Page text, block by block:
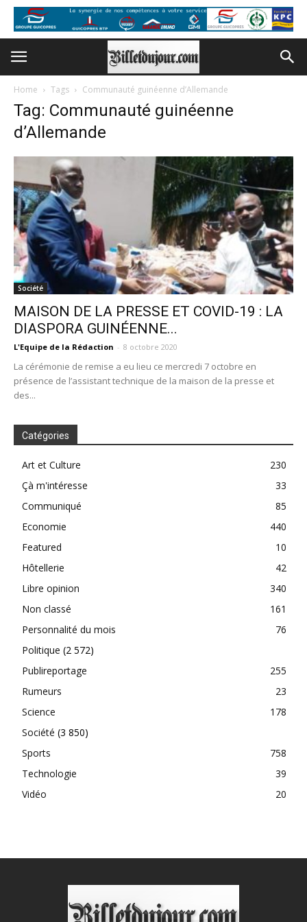
Home Tags Communauté guinéenne d’Allemande
Tag: Communauté guinéenne
d’Allemande
Société
MAISON DE LA PRESSE ET COVID-19 : LA
DIASPORA GUINÉENNE...
L'Equipe de la Rédaction - 8 octobre 2020
La cérémonie de remise a eu lieu ce mercredi 7 octobre en
présence de l’assistant technique de la maison de la presse et
des...
Catégories
Art et Culture
230
Çà m'intéresse
33
Communiqué
85
Economie
440
Featured
10
Hôtellerie
42
Libre opinion
340
Non classé
161
Personnalité du mois
76
Politique (2 572)
Publireportage
255
Rumeurs
23
Science
178
Société (3 850)
Sports
758
Technologie
39
Vidéo
20